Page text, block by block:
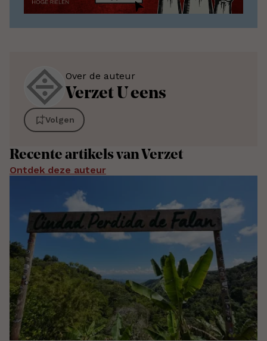
Over de auteur
Verzet U eens
Volgen
Recente artikels van Verzet
Ontdek deze auteur